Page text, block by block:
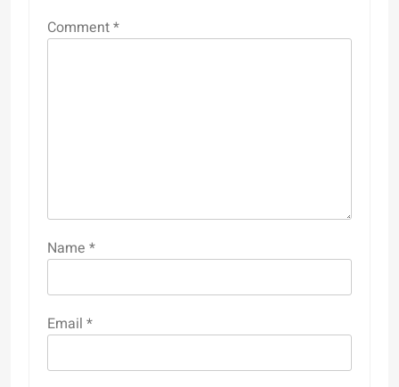
Comment*
Name *
Email *